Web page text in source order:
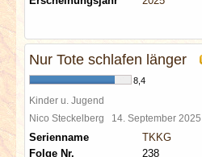
Nur Tote schlafen länger
8,4
Kinder u. Jugend
Nico Steckelberg 14. September 2025
Serienname
TKKG
Folge Nr.
238